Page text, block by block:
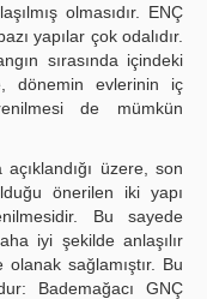
olmasıdır. ENÇ
yapılar çok odalıdır.
sırasında içindeki
dönemin evlerinin iç
de mümkün
üzere, son
önerilen iki yapı
Bu sayede
iyi şekilde anlaşılır
sağlamıştır. Bu
Bademağacı GNÇ